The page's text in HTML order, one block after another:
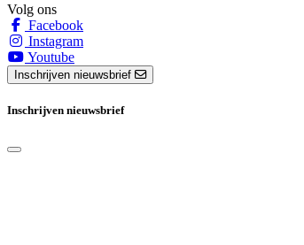
Volg ons
Facebook
Instagram
Youtube
Inschrijven nieuwsbrief
Inschrijven nieuwsbrief